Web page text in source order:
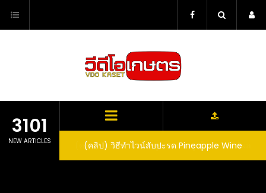
content
3101
NEW ARTICLES
ปในถัง จะได้ผล
expect that
(คลิป) วิธีทำไวน์สับปะรด Pineapple Wine